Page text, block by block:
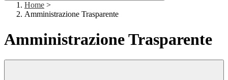
Home >
Amministrazione Trasparente
Amministrazione Trasparente